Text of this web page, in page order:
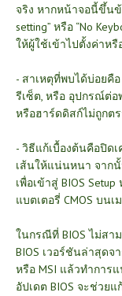
จริง หากหน้าจอนี้ขึ้นข้
setting” หรือ “No
ให้ผู้ใช้เข้าไปตั้งค่าห
- สาเหตุที่พบได้บ่อยคือ
รีเซ็ต, หรือ อุปกรณ์ต่อ
หรือฮาร์ดดิสก์ไม่ถูกต
- วิธีแก้เบื้องต้นคือปิด
เส้นให้แน่นหนา จาก
เพื่อเข้าสู่ BIOS
แบตเตอรี่ CMOS บน
ในกรณีที่ BIOS ไม่สา
BIOS เวอร์ชันล่าสุดจ
หรือ MSI แล้วทำการ
อัปเดต BIOS จะช่วย